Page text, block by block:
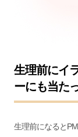
生理前にイ
ーにも当た
生理前になると